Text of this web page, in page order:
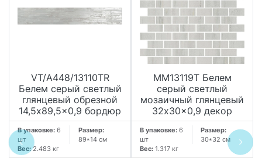
VT/A448/13110TR
Белем серый светлый
глянцевый обрезной
14,5x89,5x0,9 бордюр
В упаковке: 6
шт
Размер:
89*14 см
Вес:2.483 кг
MM13119T Белем
серый светлый
мозаичный глянцевый
32x30x0,9 декор
В упаковке: 6
шт
Размер:
30*32 см
Вес: 1.317 кг